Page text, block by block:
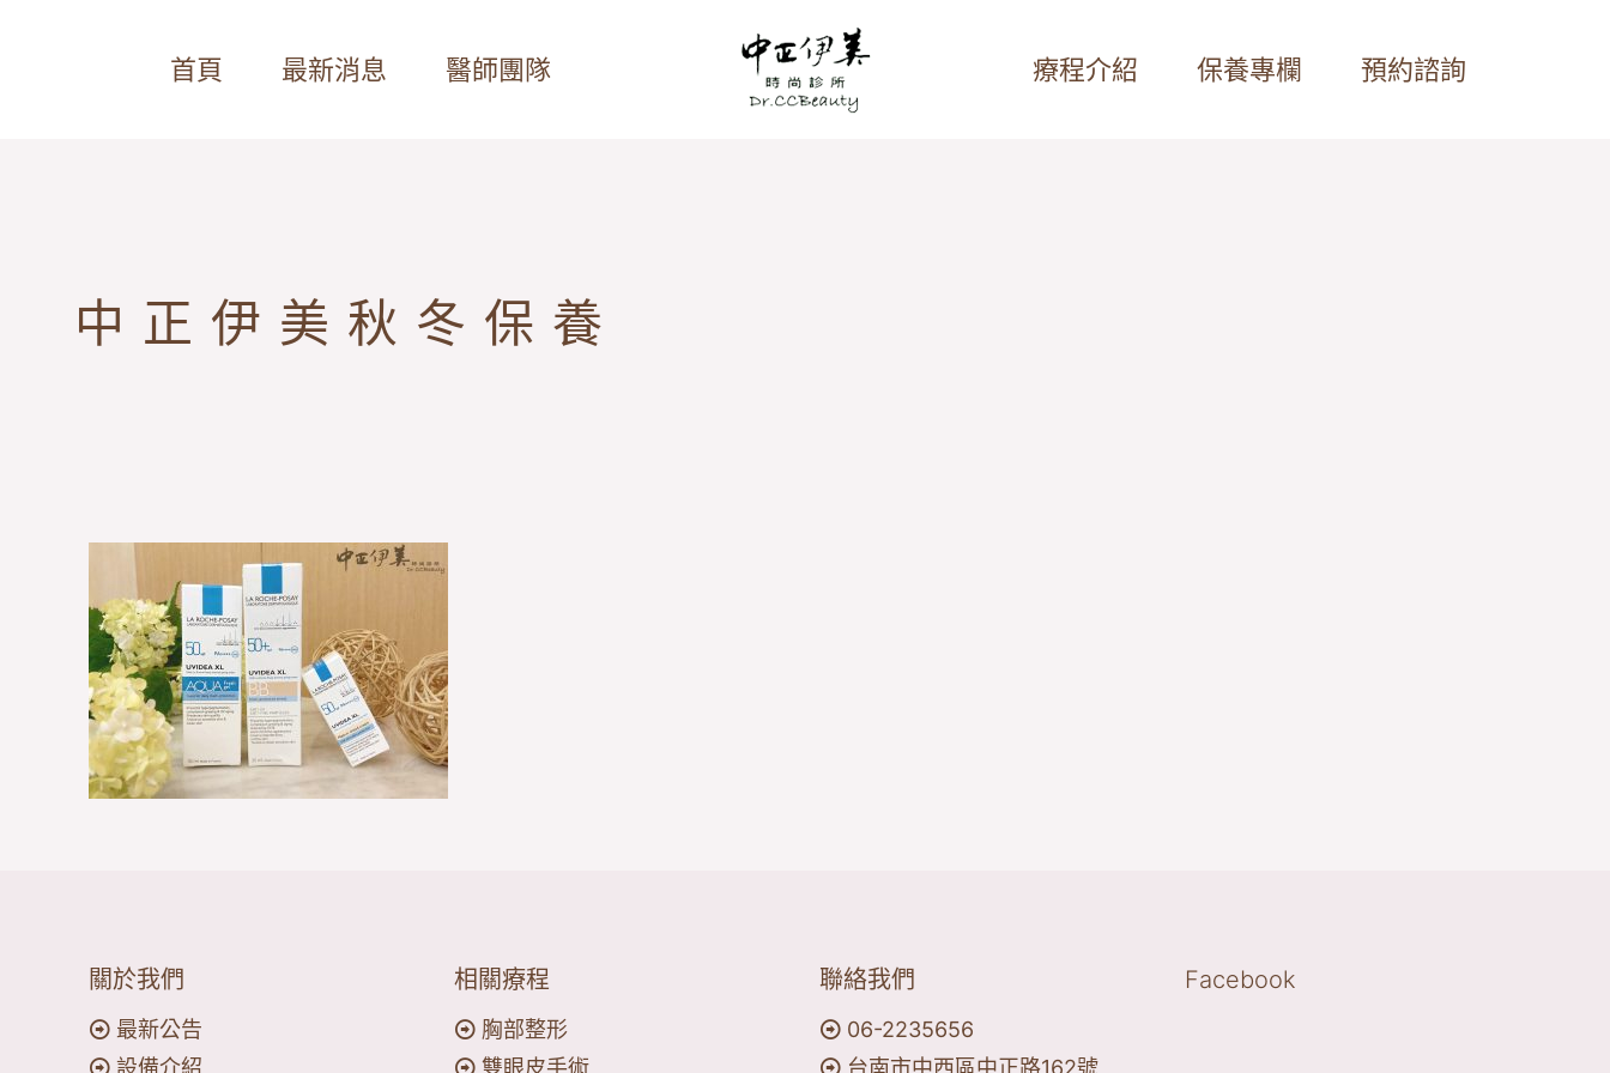
首頁 最新消息 醫師團隊 療程介紹 保養專欄 預約諮詢
中正伊美秋冬保養
關於我們
最新公告
設備介紹
相關療程
胸部整形
雙眼皮手術
聯絡我們
06-2235656
台南市中西區中正路162號
Facebook